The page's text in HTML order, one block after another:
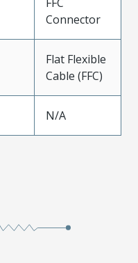
Connector
Flat Flexible
Cable (FFC)
N/A